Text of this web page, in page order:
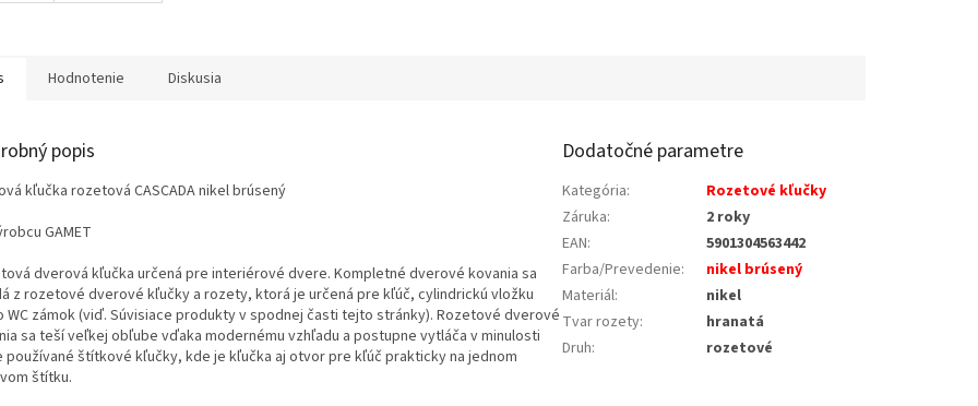
Hodnotenie Diskusia
popis
kľučka rozetová CASCADA nikel brúsený
GAMET
dverová kľučka určená pre interiérové ​​dvere. Kompletné dverové kovania sa
z rozetové dverové kľučky a rozety, ktorá je určená pre kľúč, cylindrickú vložku
WC zámok (viď. Súvisiace produkty v spodnej časti tejto stránky). Rozetové dverové
sa teší veľkej obľube vďaka modernému vzhľadu a postupne vytláča v minulosti
používané štítkové kľučky, kde je kľučka aj otvor pre kľúč prakticky na jednom
štítku.
Dodatočné parametre
Kategória:
Rozetové kľučky
Záruka:
2 roky
EAN:
5901304563442
Farba/Prevedenie:
nikel brúsený
Materiál:
nikel
Tvar rozety:
hranatá
Druh: rozetové